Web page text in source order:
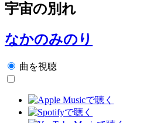
宇宙の別れ
なかのみのり
曲を視聴